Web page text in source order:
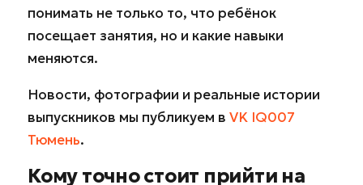
понимать не только то, что ребёнок
посещает занятия, но и какие навыки
меняются.
Новости, фотографии и реальные истории
выпускников мы публикуем в VK IQ007
Тюмень.
Кому точно стоит прийти на